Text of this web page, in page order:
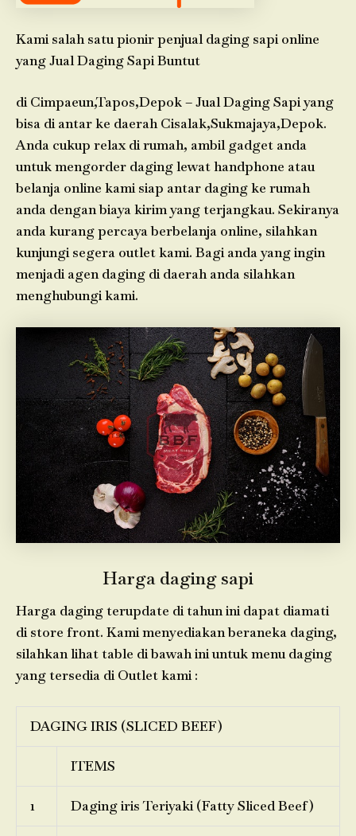
Kami salah satu pionir penjual daging sapi online
yang Jual Daging Sapi Buntut
di Cimpaeun,Tapos,Depok – Jual Daging Sapi yang
bisa di antar ke daerah Cisalak,Sukmajaya,Depok.
Anda cukup relax di rumah, ambil gadget anda
untuk mengorder daging lewat handphone atau
belanja online kami siap antar daging ke rumah
anda dengan biaya kirim yang terjangkau. Sekiranya
anda kurang percaya berbelanja online, silahkan
kunjungi segera outlet kami. Bagi anda yang ingin
menjadi agen daging di daerah anda silahkan
menghubungi kami.
Harga daging sapi
Harga daging terupdate di tahun ini dapat diamati
di store front. Kami menyediakan beraneka daging,
silahkan lihat table di bawah ini untuk menu daging
yang tersedia di Outlet kami :
DAGING IRIS (SLICED BEEF)
ITEMS
1 Daging iris Teriyaki (Fatty Sliced Beef)